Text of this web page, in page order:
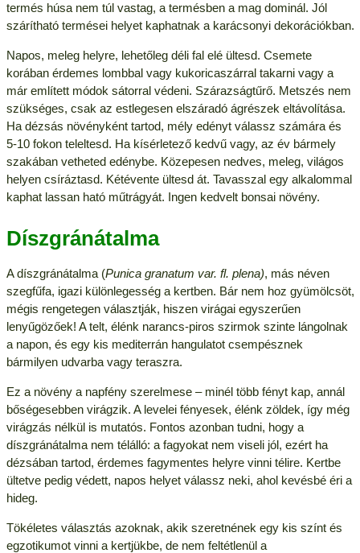
termés húsa nem túl vastag, a termésben a mag dominál. Jól
szárítható termései helyet kaphatnak a karácsonyi dekorációkban.
Napos, meleg helyre, lehetőleg déli fal elé ültesd. Csemete
korában érdemes lombbal vagy kukoricaszárral takarni vagy a
már említett módok sátorral védeni. Szárazságtűrő. Metszés nem
szükséges, csak az estlegesen elszáradó ágrészek eltávolítása.
Ha dézsás növényként tartod, mély edényt válassz számára és
5-10 fokon teleltesd. Ha kísérletező kedvű vagy, az év bármely
szakában vetheted edénybe. Közepesen nedves, meleg, világos
helyen csíráztasd. Kétévente ültesd át. Tavasszal egy alkalommal
kaphat lassan ható műtrágyát. Ingen kedvelt bonsai növény.
Díszgránátalma
A díszgránátalma (Punica granatum var. fl. plena), más néven
szegfűfa, igazi különlegesség a kertben. Bár nem hoz gyümölcsöt,
mégis rengetegen választják, hiszen virágai egyszerűen
lenyűgözőek! A telt, élénk narancs-piros szirmok szinte lángolnak
a napon, és egy kis mediterrán hangulatot csempésznek
bármilyen udvarba vagy teraszra.
Ez a növény a napfény szerelmese – minél több fényt kap, annál
bőségesebben virágzik. A levelei fényesek, élénk zöldek, így még
virágzás nélkül is mutatós. Fontos azonban tudni, hogy a
díszgránátalma nem télálló: a fagyokat nem viseli jól, ezért ha
dézsában tartod, érdemes fagymentes helyre vinni télire. Kertbe
ültetve pedig védett, napos helyet válassz neki, ahol kevésbé éri a
hideg.
Tökéletes választás azoknak, akik szeretnének egy kis színt és
egzotikumot vinni a kertjükbe, de nem feltétlenül a